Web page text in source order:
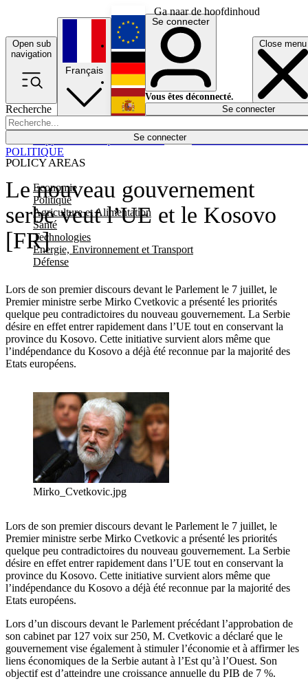
Ga naar de hoofdinhoud
Open sub
navigation
Close menu
Recherche
Se connecter
POLICY AREAS
Economie
Politique
Agriculture et Alimentation
Santé
Technologies
Energie, Environnement et Transport
Défense
Économie
Français
English
Deutsch
Español
Se connecter
Vous êtes déconnecté.
Se connecter
Le nouveau gouvernement
serbe veut l’UE et le Kosovo
[FR]
Lors de son premier discours devant le Parlement le 7 juillet, le
Premier ministre serbe Mirko Cvetkovic a présenté les priorités
quelque peu contradictoires du nouveau gouvernement. La Serbie
désire en effet entrer rapidement dans l’UE tout en conservant la
province du Kosovo. Cette initiative survient alors même que
l’indépendance du Kosovo a déjà été reconnue par la majorité des
Etats européens.
POLITIQUE
Mirko_Cvetkovic.jpg
Lors de son premier discours devant le Parlement le 7 juillet, le
Premier ministre serbe Mirko Cvetkovic a présenté les priorités
quelque peu contradictoires du nouveau gouvernement. La Serbie
désire en effet entrer rapidement dans l’UE tout en conservant la
province du Kosovo. Cette initiative survient alors même que
l’indépendance du Kosovo a déjà été reconnue par la majorité des
Etats européens.
Lors d’un discours devant le Parlement précédant l’approbation de
son cabinet par 127 voix sur 250, M. Cvetkovic a déclaré que le
gouvernement vise également à stimuler l’économie et à affirmer les
liens économiques de la Serbie autant à l’Est qu’à l’Ouest. Son
objectif est d’atteindre une croissance annuelle du PIB de 7 %.